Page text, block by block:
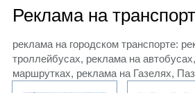
Реклама на
реклама на городском транспорте:
троллейбусах, реклама на
маршрутках, реклама на Газелях,